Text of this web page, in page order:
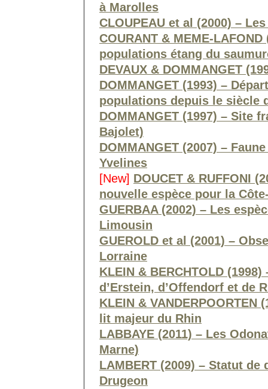
à Marolles
CLOUPEAU et al (2000) –
COURANT & MEME-
populations étang du
DEVAUX & DOMMANGET
DOMMANGET (1993) –
populations depuis le siècle
DOMMANGET (1997) – Site
Bajolet)
DOMMANGET (2007) –
Yvelines
[New] DOUCET & RUFFONI
nouvelle espèce pour la
GUERBAA (2002) – Les
Limousin
GUEROLD et al (2001) –
Lorraine
KLEIN & BERCHTOLD
d’Erstein, d’Offendorf et de
KLEIN & VANDERPOORTEN
lit majeur du Rhin
LABBAYE (2011) – Les
Marne)
LAMBERT (2009) – Statut
Drugeon